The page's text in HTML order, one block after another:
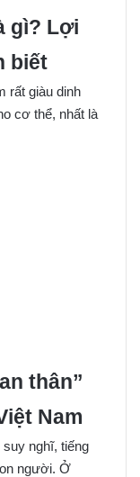
gì? Lợi
biết
rất giàu dinh
cơ thể, nhất là
thân”
Nam
nghĩ, tiếng
người. Ở